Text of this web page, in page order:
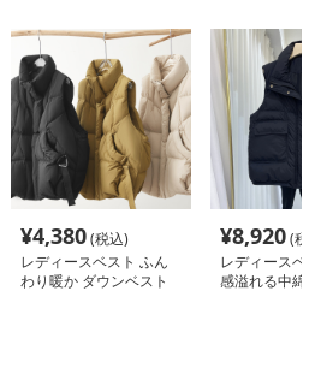
¥4,380(税込)
レディースベスト ふん
わり暖か ダウンベスト
¥8,920(税
レディースベ
感溢れる中綿